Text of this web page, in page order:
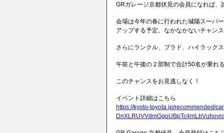
GRガレージ京都伏見の会員になれば
会場は今年の春に行われた城陽スーパ
アップする予定。なかなかないチャン
さらにランクル、プラド、ハイラック
午前と午後の２部制で合計50名が乗れ
このチャンスをお見逃しなく！
イベント詳細はこちら
https://kyoto-toyota.jp/recommended/